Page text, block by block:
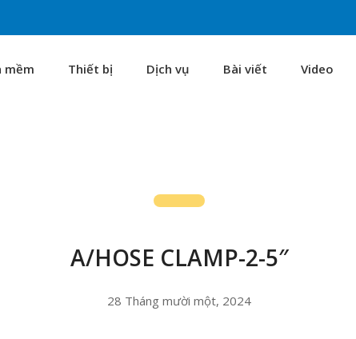
mềm Thiết bị Dịch vụ Bài viết Video
A/HOSE CLAMP-2-5″
28 Tháng mười một, 2024